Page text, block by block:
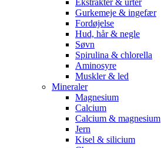
Ekstrakter & urter
Gurkemeje & ingefær
Fordøjelse
Hud, hår & negle
Søvn
Spirulina & chlorella
Aminosyre
Muskler & led
Mineraler
Magnesium
Calcium
Calcium & magnesium
Jern
Kisel & silicium